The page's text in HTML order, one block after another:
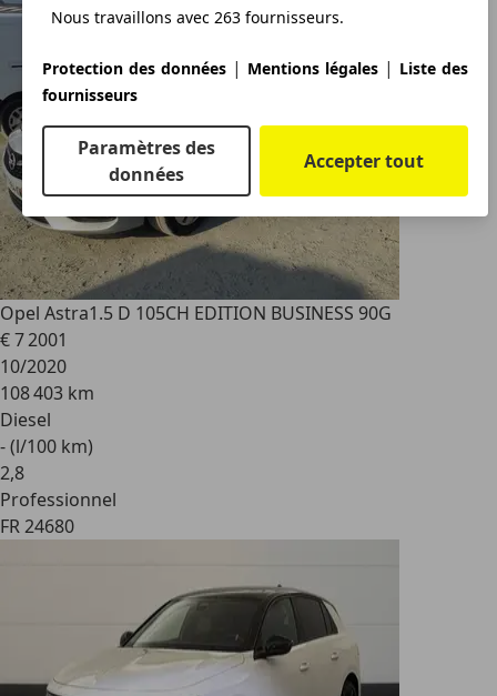
Opel Astra1.5 D 105CH EDITION BUSINESS 90G
€ 7 2001
10/2020
108 403 km
Diesel
- (l/100 km)
2,8
Professionnel
FR 24680
Nous travaillons avec 263 fournisseurs.
Protection des données | Mentions légales | Liste des
fournisseurs
Paramètres des
données
Accepter tout